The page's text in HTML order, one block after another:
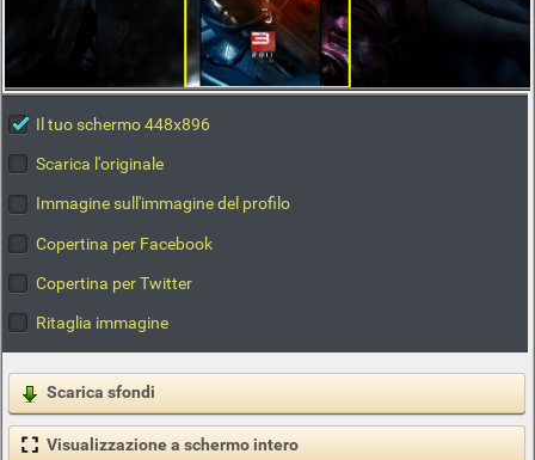
Il tuo schermo 448x896
Scarica l'originale
Immagine sull'immagine del profilo
Copertina per Facebook
Copertina per Twitter
Ritaglia immagine
Scarica sfondi
Visualizzazione a schermo intero